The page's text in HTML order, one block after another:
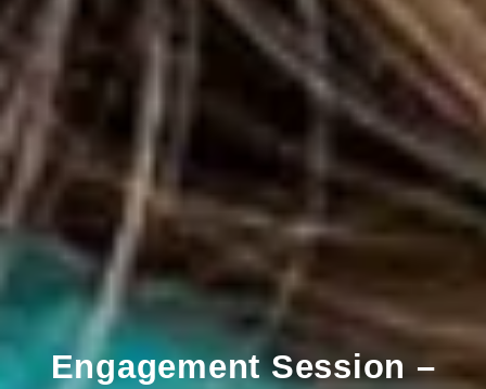
Engagement Session –